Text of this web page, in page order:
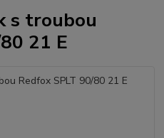
s troubou
21 E